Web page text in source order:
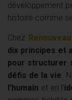
développement
histoire comme
Chez
dix principes et
pour structurer
défis de la vie .
l’humain et en l’